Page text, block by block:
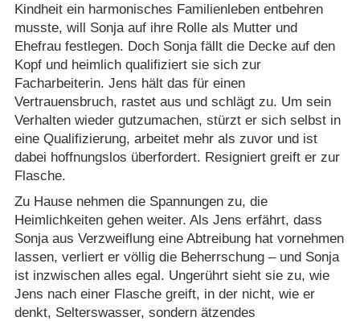
Kindheit ein harmonisches Familienleben entbehren
musste, will Sonja auf ihre Rolle als Mutter und
Ehefrau festlegen. Doch Sonja fällt die Decke auf den
Kopf und heimlich qualifiziert sie sich zur
Facharbeiterin. Jens hält das für einen
Vertrauensbruch, rastet aus und schlägt zu. Um sein
Verhalten wieder gutzumachen, stürzt er sich selbst in
eine Qualifizierung, arbeitet mehr als zuvor und ist
dabei hoffnungslos überfordert. Resigniert greift er zur
Flasche.
Zu Hause nehmen die Spannungen zu, die
Heimlichkeiten gehen weiter. Als Jens erfährt, dass
Sonja aus Verzweiflung eine Abtreibung hat vornehmen
lassen, verliert er völlig die Beherrschung – und Sonja
ist inzwischen alles egal. Ungerührt sieht sie zu, wie
Jens nach einer Flasche greift, in der nicht, wie er
denkt, Selterswasser, sondern ätzendes